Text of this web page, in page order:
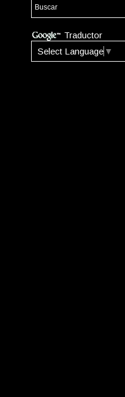
Traductor
Select Language ▼